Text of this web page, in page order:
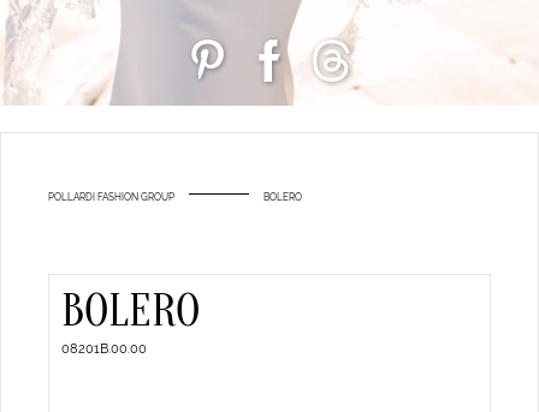
POLLARDI FASHION GROUP BOLERO
BOLERO
08201B.00.00